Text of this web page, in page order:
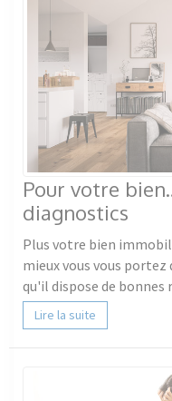
Pour votre
diagnostics
Plus votre bien
mieux vous vous portez
qu'il dispose de bonnes
Lire la suite